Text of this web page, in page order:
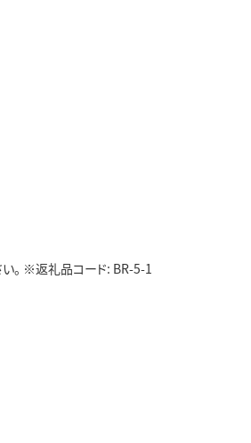
。 ※返礼品コード: BR-5-1